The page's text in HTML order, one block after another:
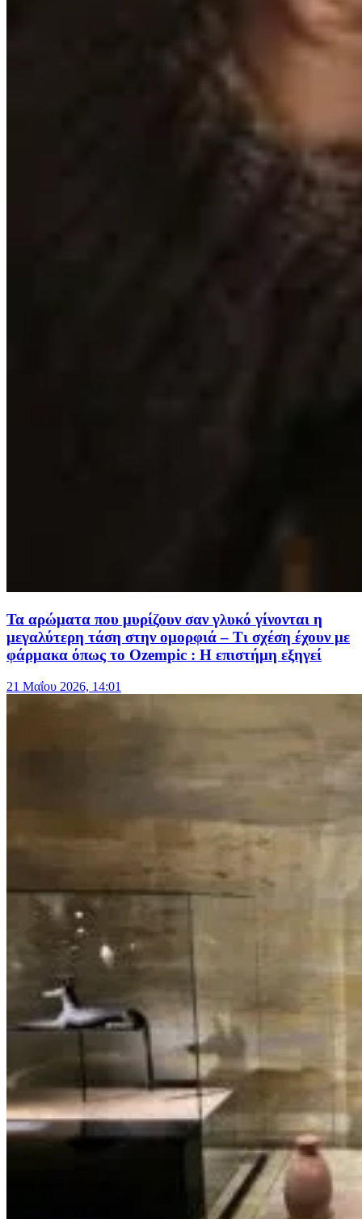
Τα αρώματα που μυρίζουν σαν γλυκό γίνονται η
μεγαλύτερη τάση στην ομορφιά – Τι σχέση έχουν με
φάρμακα όπως το Ozempic : Η επιστήμη εξηγεί
21 Μαΐου 2026, 14:01